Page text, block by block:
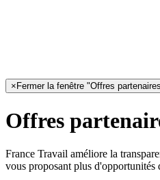
× Fermer la fenêtre "Offres
Offres
France Travail améliore la
vous proposant plus d'opportunités